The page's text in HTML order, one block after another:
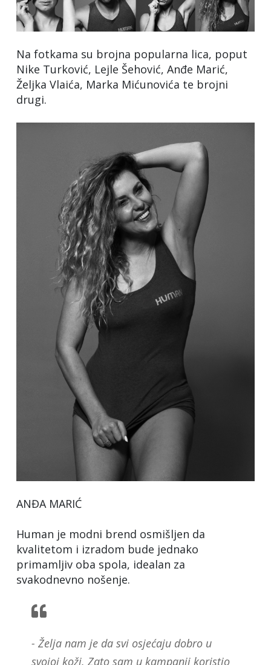
Na fotkama su brojna popularna lica, poput
Nike Turković, Lejle Šehović, Anđe Marić,
Željka Vlaića, Marka Mićunovića te brojni
drugi.
ANĐA MARIĆ
Human je modni brend osmišljen da
kvalitetom i izradom bude jednako
primamljiv oba spola, idealan za
svakodnevno nošenje.
- Želja nam je da svi osjećaju dobro u
svojoj koži. Zato sam u kampanji koristio